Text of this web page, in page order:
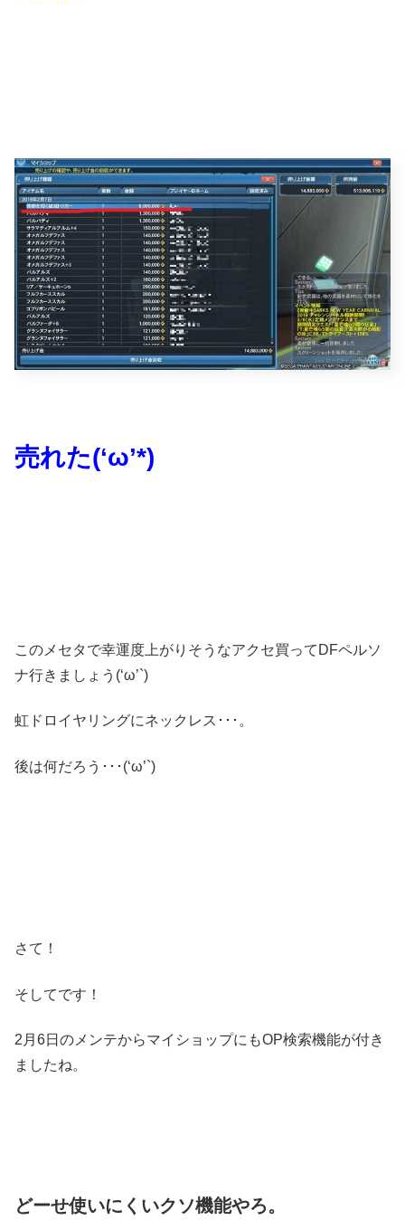
売れた(‘ω’*)
このメセタで幸運度上がりそうなアクセ買ってDFペルソ
ナ行きましょう(‘ω’`)
虹ドロイヤリングにネックレス･･･。
後は何だろう･･･(‘ω’`)
さて！
そしてです！
2月6日のメンテからマイショップにもOP検索機能が付き
ましたね。
どーせ使いにくいクソ機能やろ。